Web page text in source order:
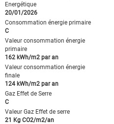
Energétique
20/01/2026
Consommation énergie primaire
C
Valeur consommation énergie
primaire
162 kWh/m2 par an
Valeur consommation énergie
finale
124 kWh/m2 par an
Gaz Effet de Serre
C
Valeur Gaz Effet de serre
21 Kg CO2/m2/an